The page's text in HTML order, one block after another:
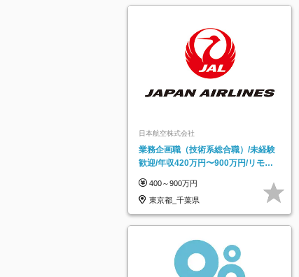
日本航空株式会社
業務企画職（技術系総合職）/未経験
歓迎/年収420万円〜900万円/リモー
400～900万円
東京都_千葉県